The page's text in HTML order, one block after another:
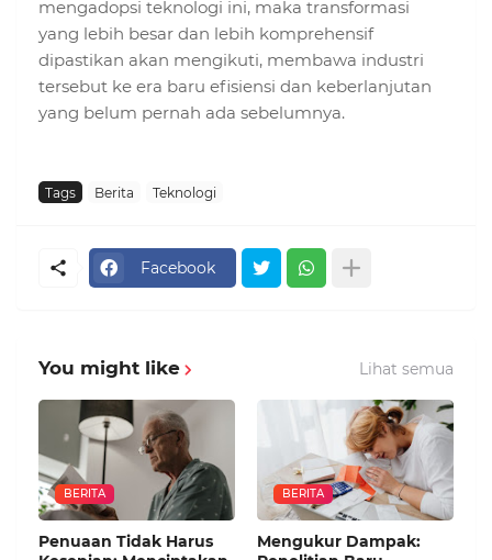
mengadopsi teknologi ini, maka transformasi
yang lebih besar dan lebih komprehensif
dipastikan akan mengikuti, membawa industri
tersebut ke era baru efisiensi dan keberlanjutan
yang belum pernah ada sebelumnya.
Tags Berita Teknologi
Facebook
You might like Lihat semua
BERITA
Penuaan Tidak Harus
BERITA
Mengukur Dampak: